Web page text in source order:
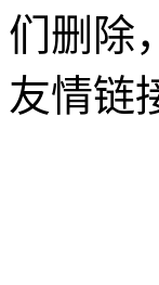
们删除
友情链